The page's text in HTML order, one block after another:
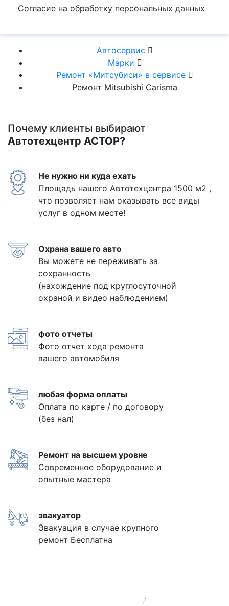
Согласие на обработку персональных данных
Автосервис
Марки
Ремонт «Митсубиси» в сервисе
Ремонт Mitsubishi Carisma
Почему клиенты выбирают
Автотехцентр АСТОР?
Не нужно ни куда ехать
Площадь нашего Автотехцентра 1500 м2 ,
что позволяет нам оказывать все виды
услуг в одном месте!
Охрана вашего авто
Вы можете не переживать за
сохранность
(нахождение под круглосуточной
охраной и видео наблюдением)
фото отчеты
Фото отчет хода ремонта
вашего автомобиля
любая форма оплаты
Оплата по карте / по договору
(без нал)
Ремонт на высшем уровне
Современное оборудование и
опытные мастера
эвакуатор
Эвакуация в случае крупного
ремонт Бесплатна